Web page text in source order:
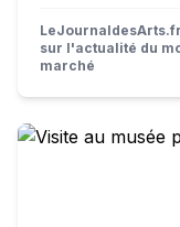
sur l'actualité du
marché
Visite au musée